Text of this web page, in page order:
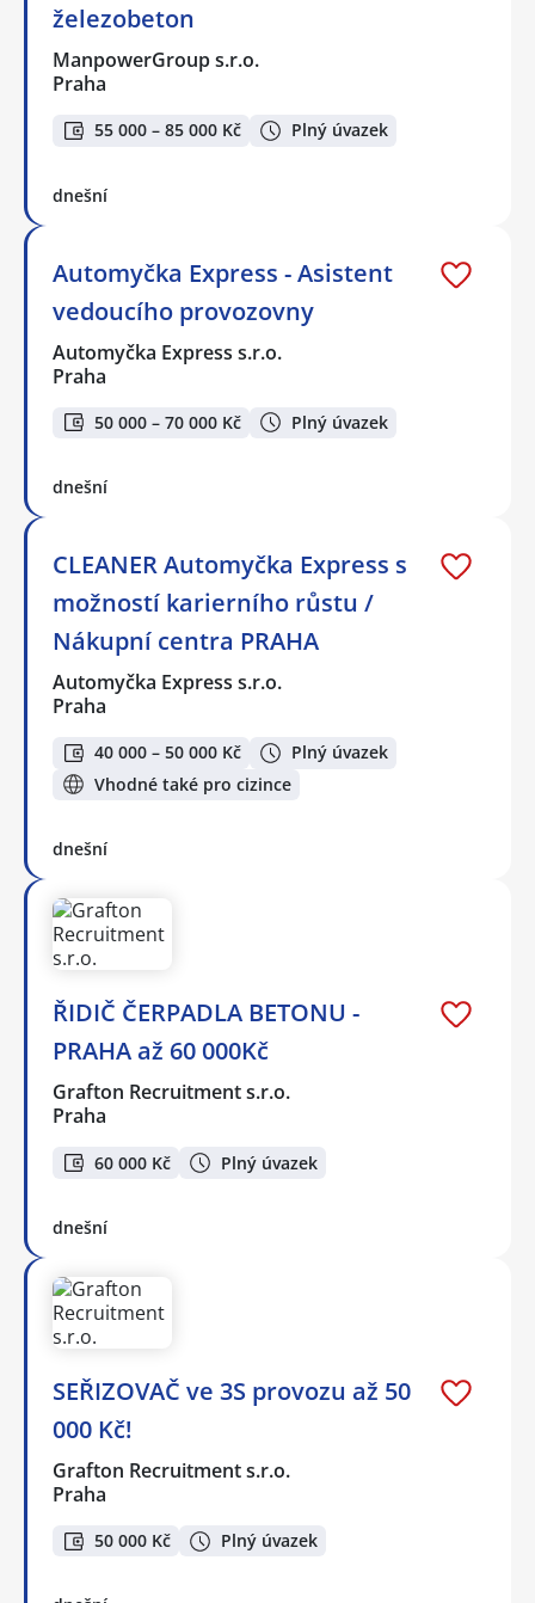
železobeton
ManpowerGroup s.r.o.
Praha
55 000 – 85 000 Kč Plný úvazek
dnešní
Automyčka Express - Asistent
vedoucího provozovny
Automyčka Express s.r.o.
Praha
50 000 – 70 000 Kč Plný úvazek
dnešní
CLEANER Automyčka Express s
možností karierního růstu /
Nákupní centra PRAHA
Automyčka Express s.r.o.
Praha
40 000 – 50 000 Kč
Plný úvazek
Vhodné také pro cizince
dnešní
ŘIDIČ ČERPADLA BETONU -
PRAHA až 60 000Kč
Grafton Recruitment s.r.o.
Praha
60 000 Kč Plný úvazek
dnešní
SEŘIZOVAČ ve 3S provozu až 50
000 Kč!
Grafton Recruitment s.r.o.
Praha
50 000 Kč Plný úvazek